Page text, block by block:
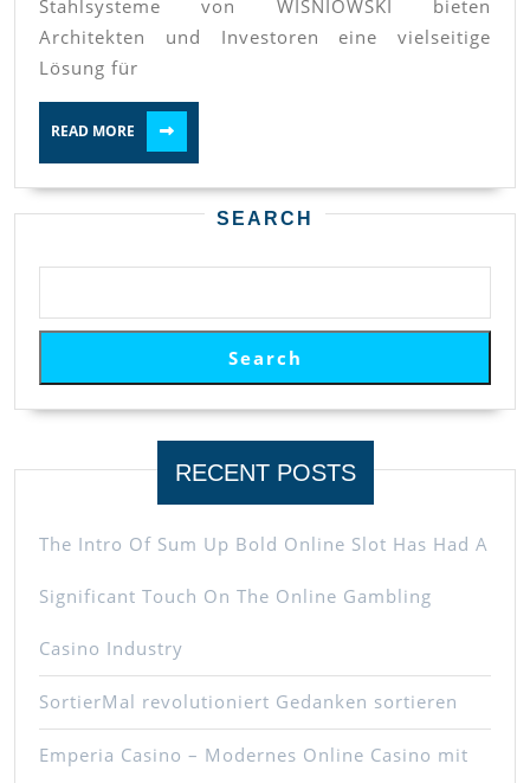
neu
Stahlsysteme von WIŚNIOWSKI bieten
Architekten und Investoren eine vielseitige
Lösung für
READ MORE
MORE
SEARCH
Search
RECENT POSTS
The Intro Of Sum Up Bold Online Slot Has Had A
Significant Touch On The Online Gambling
Casino Industry
SortierMal revolutioniert Gedanken sortieren
Emperia Casino – Modernes Online Casino mit